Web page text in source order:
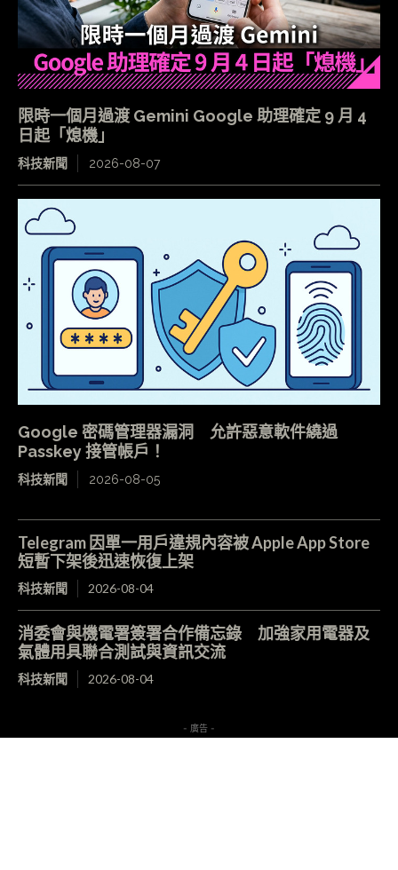
限時一個月過渡 Gemini Google 助理確定 9 月 4
日起「熄機」
科技新聞 2026-08-07
Google 密碼管理器漏洞 允許惡意軟件繞過
Passkey 接管帳戶！
科技新聞 2026-08-05
Telegram 因單一用戶違規內容被 Apple App Store
短暫下架後迅速恢復上架
科技新聞 2026-08-04
消委會與機電署簽署合作備忘錄 加強家用電器及
氣體用具聯合測試與資訊交流
科技新聞 2026-08-04
- 廣告 -